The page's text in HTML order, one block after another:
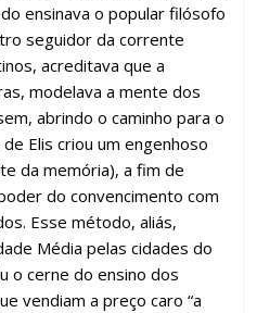
ensinava o popular filósofo
seguidor da corrente
acreditava que a
modelava a mente dos
abrindo o caminho para o
Elis criou um engenhoso
da memória), a fim de
do convencimento com
Esse método, aliás,
Média pelas cidades do
o cerne do ensino dos
vendiam a preço caro “a